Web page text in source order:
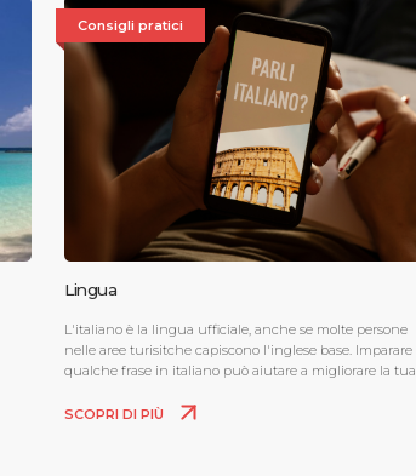
Consigli pratici
Lingua
L'italiano è la lingua ufficiale, anche se molte persone
nelle aree turisitche capiscono l'inglese base. Imparare
qualche frase in italiano può aiutare a migliorare la tua
SCOPRI DI PIÙ